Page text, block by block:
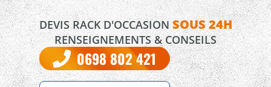
DEVIS RACK D'OCCASIONSOUS 24H
RENSEIGNEMENTS & CONSEILS
0698 802 421